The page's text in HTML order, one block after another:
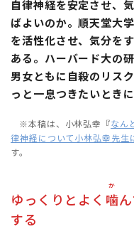
自律神経を安定させ、
ばよいのか。順天堂大
を活性化させ、気分を
ある。ハーバード大の
男女ともに自殺のリス
っと一息つきたいとき
※本稿は、小林弘幸『なん
律神経について小林弘幸先生
す。
ゆっくりとよく 噛
か
する